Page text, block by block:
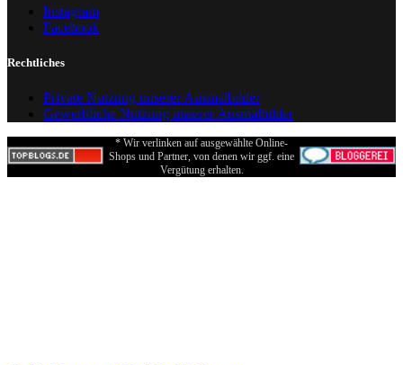
Instagram
Facebook
Rechtliches
Private Nutzung unserer Ausmalbilder
Gewerbliche Nutzung unserer Ausmalbilder
* Wir verlinken auf ausgewählte Online-
Shops und Partner, von denen wir ggf. eine
Vergütung erhalten.